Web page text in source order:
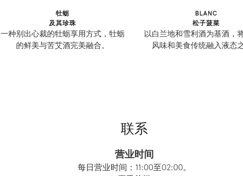
牡蛎
及其珍珠
一种别出心裁的牡蛎享用方式，牡蛎
的鲜美与苦艾酒完美融合。
BLANC
松子菠菜
以白兰地和雪利酒为基酒，
风味和美食传统融入液态
联系
营业时间
每日营业时间：11:00至02:00。